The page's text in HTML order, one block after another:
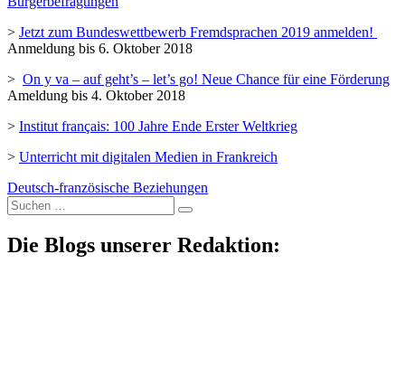
> Jetzt zum Bundeswettbewerb Fremdsprachen 2019 anmelden!
Anmeldung bis 6. Oktober 2018
> On y va – auf geht’s – let’s go! Neue Chance für eine Förderung
Ameldung bis 4. Oktober 2018
> Institut français: 100 Jahre Ende Erster Weltkrieg
> Unterricht mit digitalen Medien in Frankreich
Deutsch-französische Beziehungen
Suche
nach:
Die Blogs unserer Redaktion: